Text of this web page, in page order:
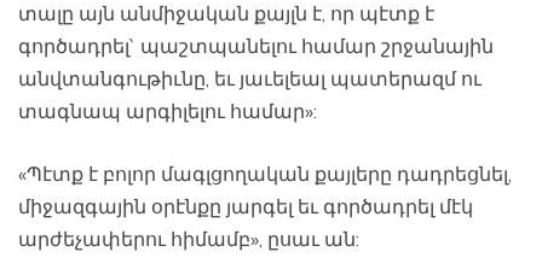
տալը այն անմիջական քայլն է, որ պէտք է
գործադրել` պաշտպանելու համար շրջանային
անվտանգութիւնը, եւ յաւելեալ պատերազմ ու
տագնապ արգիլելու համար»:
«Պէտք է բոլոր մագլցողական քայլերը դադրեցնել,
միջազգային օրէնքը յարգել եւ գործադրել մէկ
արժեչափերու հիմամբ», ըսաւ ան: